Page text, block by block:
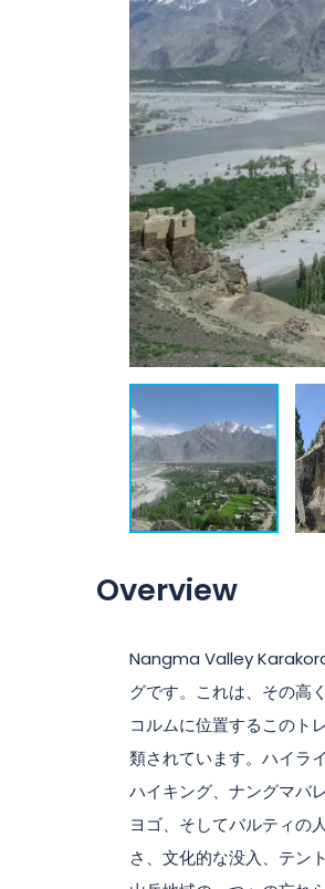
Overview
Nangma Valley
グです。これは、その高
コルムに位置するこのト
類されています。ハイラ
ハイキング、ナングマバ
ヨゴ、そしてバルティの
さ、文化的な没入、テン